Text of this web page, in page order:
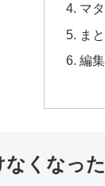
マ
ま
編
なくなっ